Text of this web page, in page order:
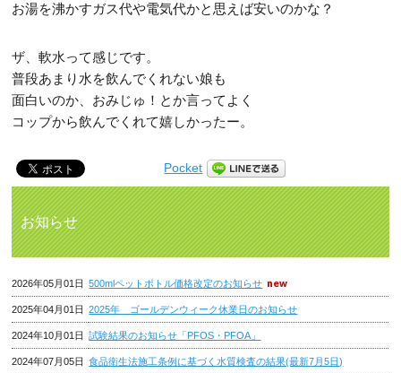
お湯を沸かすガス代や電気代かと思えば安いのかな？
ザ、軟水って感じです。
普段あまり水を飲んでくれない娘も
面白いのか、おみじゅ！とか言ってよく
コップから飲んでくれて嬉しかったー。
Pocket
お知らせ
2026年05月01日 500mlペットボトル価格改定のお知らせ
2025年04月01日 2025年 ゴールデンウィーク休業日のお知らせ
2024年10月01日 試験結果のお知らせ「PFOS・PFOA」
2024年07月05日 食品衛生法施工条例に基づく水質検査の結果(最新7月5日)